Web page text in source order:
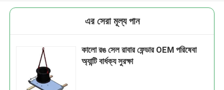
এর সেরা মূল্য পান
কালো রঙ সেল রাবার ফেন্ডার OEM পরিষেবা
অ্যান্টি বার্ধক্য সুরক্ষা